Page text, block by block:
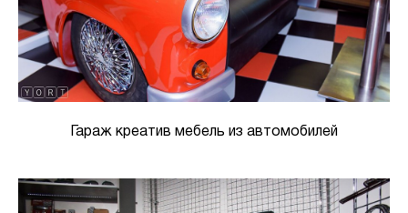
Гараж креатив мебель из автомобилей